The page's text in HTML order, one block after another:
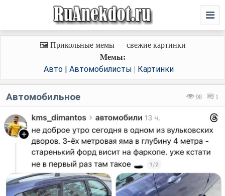
🖼️ Прикольные мемы — свежие картинки
Мемы:
Авто | Автомобилисты | Картинки
98 1
Автомобильное